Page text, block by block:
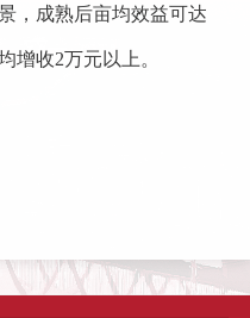
，成熟后亩均效益可达
增收2万元以上。